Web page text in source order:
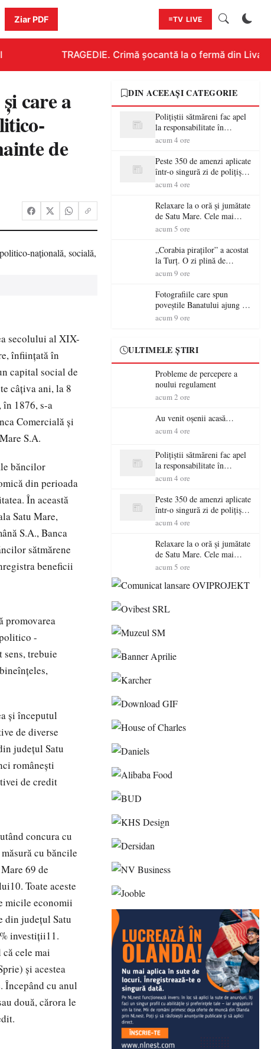
Ziar PDF TV LIVE
TRAGEDIE. Crimă șocantă la o fermă din
care a
de
secolului al XIX-
înfiinţată în
capital social de
câţiva ani, la 8
în 1876, s-a
Comercială şi
S.A.
băncilor
din perioada
În această
Satu Mare,
S.A., Banca
sătmărene
beneficii
promovarea
-
trebuie
şi începutul
de diverse
judeţul Satu
româneşti
de credit
concura cu
cu băncile
69 de
Toate aceste
micile economii
din judeţul Satu
investiţii11.
cele mai
şi acestea
cu anul
două, cărora le
DIN ACEEAȘI CATEGORIE
Polițiștii sătmăreni fac apel
la responsabilitate în
trafic…
acum 4 ore
Peste 350 de amenzi aplicate
într-o singură zi de polițiștii
sătmăreni
acum 4 ore
Relaxare la o oră și jumătate
de Satu Mare. Cele mai
spectaculoase piscine
Maramureș, ideale pentru o
escapadă de vară
acum 5 ore
„Corabia piraților” a acostat
la Turț. O zi plină de
aventură și lecții despre
tabăra de vară
acum 9 ore
Fotografiile care spun
poveștile Banatului ajung la
Muzeul de Artă Satu Mare
acum 9 ore
ULTIMELE ȘTIRI
Probleme de percepere a
noului regulament
acum 2 ore
Au venit oșenii acasă…
acum 4 ore
Polițiștii sătmăreni fac apel
la responsabilitate în
trafic…
acum 4 ore
Peste 350 de amenzi aplicate
într-o singură zi de polițiștii
sătmăreni
acum 4 ore
Relaxare la o oră și jumătate
de Satu Mare. Cele mai
spectaculoase piscine
Maramureș, ideale pentru o
acum 5 ore